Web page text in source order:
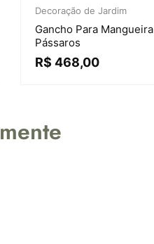
Decoração de Jardim
Gancho Para Mangueira
Pássaros
R$ 468,00